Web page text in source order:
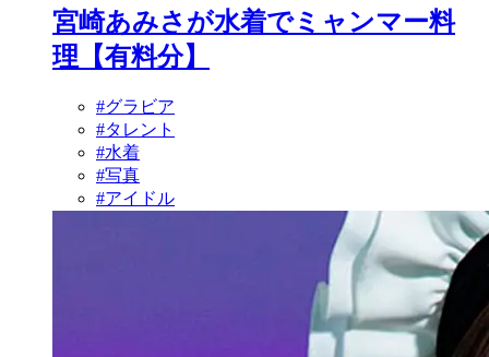
宮崎あみさが水着でミャンマー料
理【有料分】
#グラビア
#タレント
#水着
#写真
#アイドル